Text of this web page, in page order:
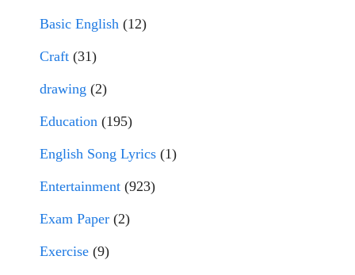
Basic English (12)
Craft (31)
drawing (2)
Education (195)
English Song Lyrics (1)
Entertainment (923)
Exam Paper (2)
Exercise (9)